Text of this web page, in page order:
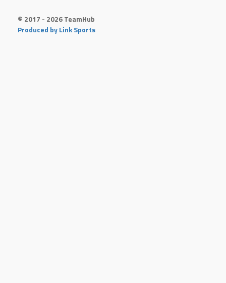
© 2017 - 2026 TeamHub
Produced by Link Sports